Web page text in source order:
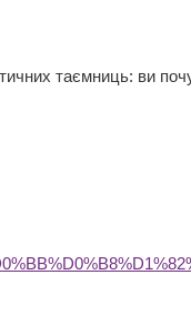
таємниць: ви